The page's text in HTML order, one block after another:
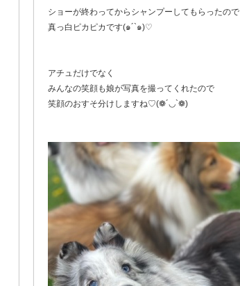
ショーが終わってからシャンプーしてもらったので
真っ白ピカピカです(๑´`๑)♡
アチュだけでなく
みんなの笑顔も娘が写真を撮ってくれたので
笑顔のおすそ分けしますね♡(❁´◡`❁)